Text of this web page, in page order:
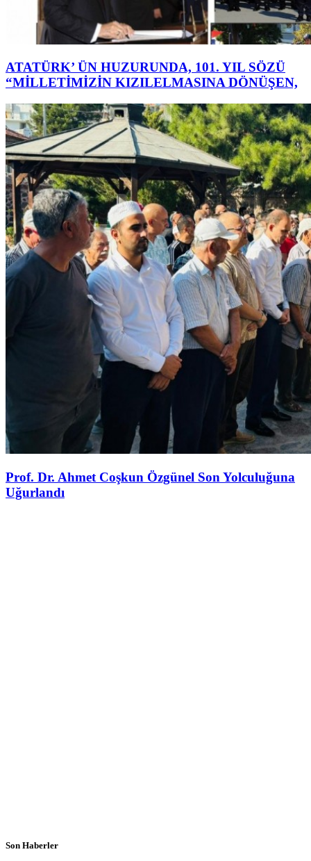
ATATÜRK’ ÜN HUZURUNDA, 101. YIL SÖZÜ
“MİLLETİMİZİN KIZILELMASINA DÖNÜŞEN,
Prof. Dr. Ahmet Coşkun Özgünel Son Yolculuğuna
Uğurlandı
Son Haberler